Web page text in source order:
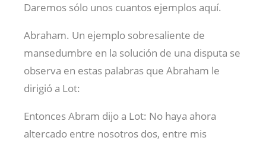
Daremos sólo unos cuantos ejemplos aquí.
Abraham. Un ejemplo sobresaliente de
mansedumbre en la solución de una disputa se
observa en estas palabras que Abraham le
dirigió a Lot:
Entonces Abram dijo a Lot: No haya ahora
altercado entre nosotros dos, entre mis